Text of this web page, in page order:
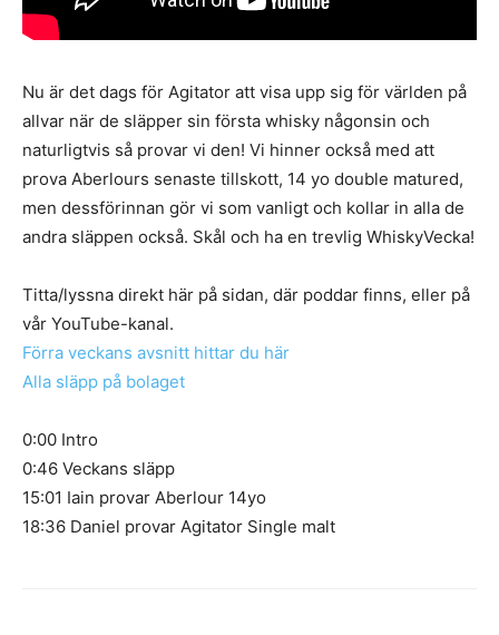
Nu är det dags för Agitator att visa upp sig för världen på
allvar när de släpper sin första whisky någonsin och
naturligtvis så provar vi den! Vi hinner också med att
prova Aberlours senaste tillskott, 14 yo double matured,
men dessförinnan gör vi som vanligt och kollar in alla de
andra släppen också. Skål och ha en trevlig WhiskyVecka!
Titta/lyssna direkt här på sidan, där poddar finns, eller på
vår YouTube-kanal.
Förra veckans avsnitt hittar du här
Alla släpp på bolaget
0:00 Intro
0:46 Veckans släpp
15:01 Iain provar Aberlour 14yo
18:36 Daniel provar Agitator Single malt